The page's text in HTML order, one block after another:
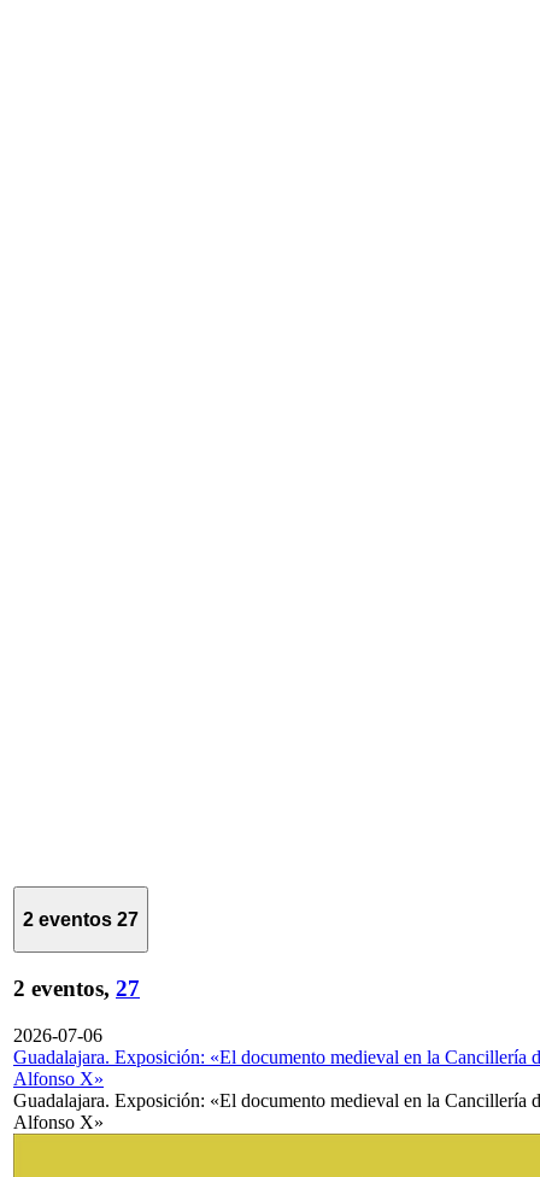
2 eventos 27
2 eventos, 27
2026-07-06
Guadalajara. Exposición: «El documento medieval en la Cancillería
Alfonso X»
Guadalajara. Exposición: «El documento medieval en la Cancillería
Alfonso X»